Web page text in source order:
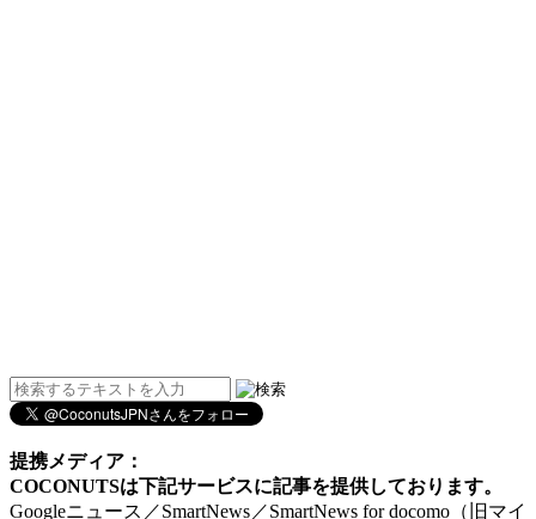
提携メディア：
COCONUTSは下記サービスに記事を提供しております。
Googleニュース／SmartNews／SmartNews for docomo（旧マイ